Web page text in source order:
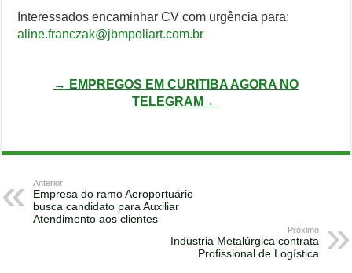
Interessados encaminhar CV com urgência para:
aline.franczak@jbmpoliart.com.br
→ EMPREGOS EM CURITIBA AGORA NO
TELEGRAM ←
Anterior
Empresa do ramo Aeroportuário
busca candidato para Auxiliar
Atendimento aos clientes
Próximo
Industria Metalúrgica contrata
Profissional de Logística